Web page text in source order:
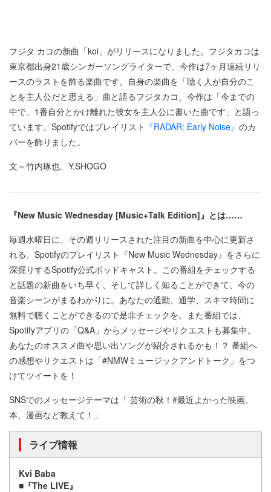
フジタ カコの新曲「koi」がリリースになりました。フジタカコは
東京都出身21歳シンガーソングライターで、今作は7ヶ月連続リリ
ースのラストを飾る楽曲です。自身の楽曲を「聴く人が自分のこ
とを主人公だと思える」曲と語るフジタカコ、今作は「今までの
中で、1番自分とかけ離れた彼女を主人公に書いた曲です」と語っ
ています。Spotifyではプレイリスト 『RADAR: Early Noise』 のカ
バーを飾りました。
文＝竹内琢也、Y.SHOGO
『New Music Wednesday [Music+Talk Edition]』とは……
毎週水曜日に、その週リリースされた注目の新曲を中心に更新さ
れる、Spotifyのプレイリスト『New Music Wednesday』をさらに
深掘りするSpotify公式ポッドキャスト。この番組をチェックする
と話題の新曲をいち早く、そして詳しく知ることができて、今の
音楽シーンがまるわかりに。あなたの通勤、通学、スキマ時間に
無料で聴くことができるので是非チェックを。また番組では、
Spotifyアプリの「Q&A」からメッセージやリクエストも募集中。
あなたのオススメ曲や思い出ソングが紹介されるかも！？ 番組へ
の感想やリクエストは「#NMWミュージックアンドトーク」をつ
けてツイートを！
SNSでのメッセージテーマは「 芸術の秋！#最近よかった映画、
本、漫画など教えて！」
ライブ情報
Kvi Baba
■『The LIVE』